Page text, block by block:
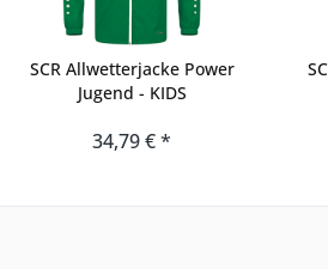
SCR Allwetterjacke Power
Jugend - KIDS
34,79 € *